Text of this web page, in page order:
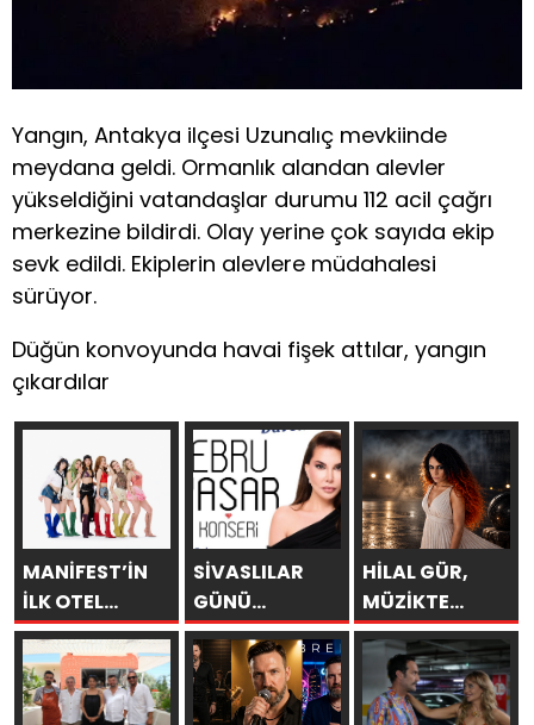
Yangın, Antakya ilçesi Uzunalıç mevkiinde
meydana geldi. Ormanlık alandan alevler
yükseldiğini vatandaşlar durumu 112 acil çağrı
merkezine bildirdi. Olay yerine çok sayıda ekip
sevk edildi. Ekiplerin alevlere müdahalesi
sürüyor.
Düğün konvoyunda havai fişek attılar, yangın
çıkardılar
MANİFEST’İN
İLK OTEL
KONSERİ 7
AĞUSTOS’TA
ANTALYA’DA
SİVASLILAR
GÜNÜ
KUTLAMALARINDA
EBRU YAŞAR
RÜZGARI
HİLAL GÜR,
MÜZİKTE
YARAYI